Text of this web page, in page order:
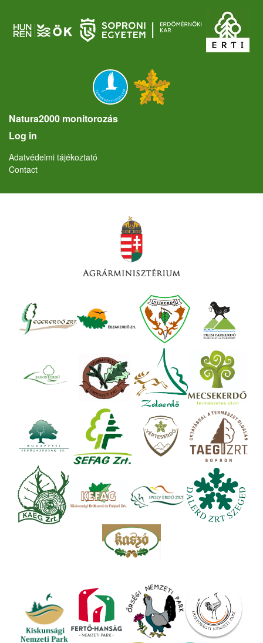
Natura2000 monitorozás
User account menu
Log in
Lábléc
Adatvédelmi tájékoztató
Contact